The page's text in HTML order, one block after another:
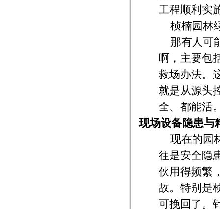
工程顺利实
桢楠园林
那有人可
啊，主要包
救场办法。
就是从源头
全、都能活
现场设备隐患与
现在的园
往是安全隐
伙用得频繁
故。特别是
可挽回了。